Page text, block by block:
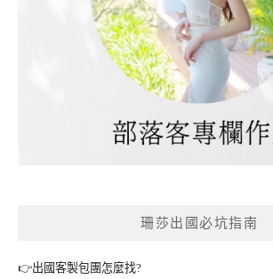
珊莎出國必坑指南
👉出國客製包團怎麼找?